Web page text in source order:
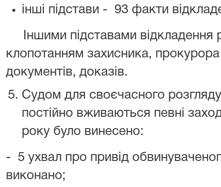
інші підстави - 93 факти
Іншими підставами відкладення
клопотанням захисника,
документів, доказів.
Судом для своєчасного
постійно вживаються певні
року було винесено:
- 5 ухвал про привід
виконано;